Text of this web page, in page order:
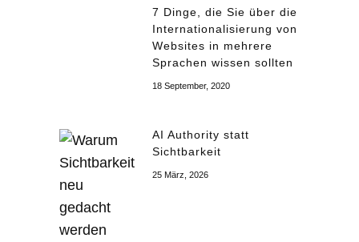
7 Dinge, die Sie über die
Internationalisierung von
Websites in mehrere
Sprachen wissen sollten
18 September, 2020
AI Authority statt
Sichtbarkeit
25 März, 2026